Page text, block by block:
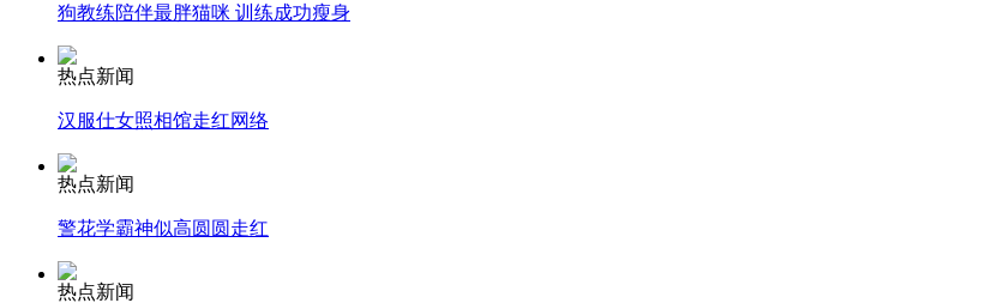
纽约上演“枕头大战”
司机酒驾遇交警 急速倒车逃窜
狗教练陪伴最胖猫咪 训练成功瘦身
热点新闻
汉服仕女照相馆走红网络
热点新闻
警花学霸神似高圆圆走红
热点新闻